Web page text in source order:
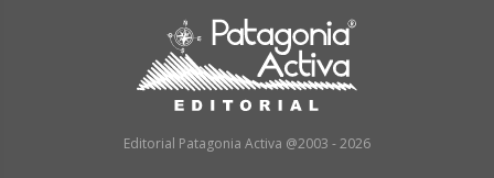
Editorial Patagonia Activa @2003 - 2026